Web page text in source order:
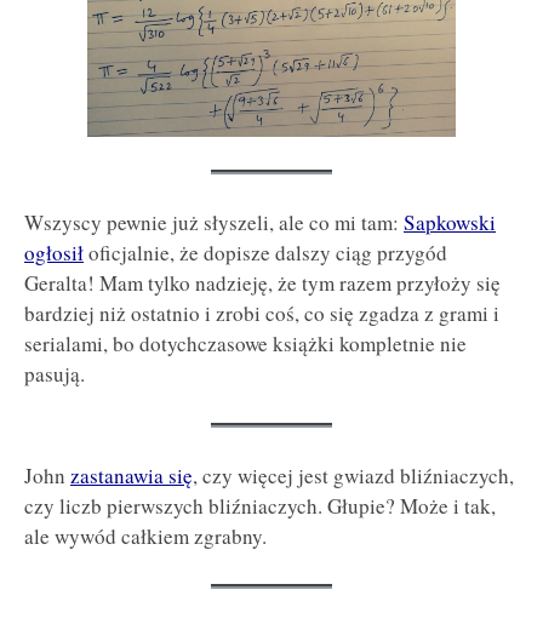
Wszyscy pewnie już słyszeli, ale co mi tam: Sapkowski
ogłosiłoficjalnie, że dopisze dalszy ciąg przygód
Geralta! Mam tylko nadzieję, że tym razem przyłoży się
bardziej niż ostatnio i zrobi coś, co się zgadza z grami i
serialami, bo dotychczasowe książki kompletnie nie
pasują.
John zastanawia się, czy więcej jest gwiazd bliźniaczych,
czy liczb pierwszych bliźniaczych. Głupie? Może i tak,
ale wywód całkiem zgrabny.